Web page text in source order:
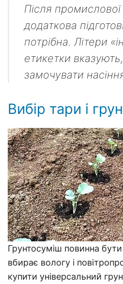
Після
додаткова
потрібна. Літери
етикетки
замочувати
Вибір тари і
Грунтосуміш повинна
вбирає вологу і
купити універсальний